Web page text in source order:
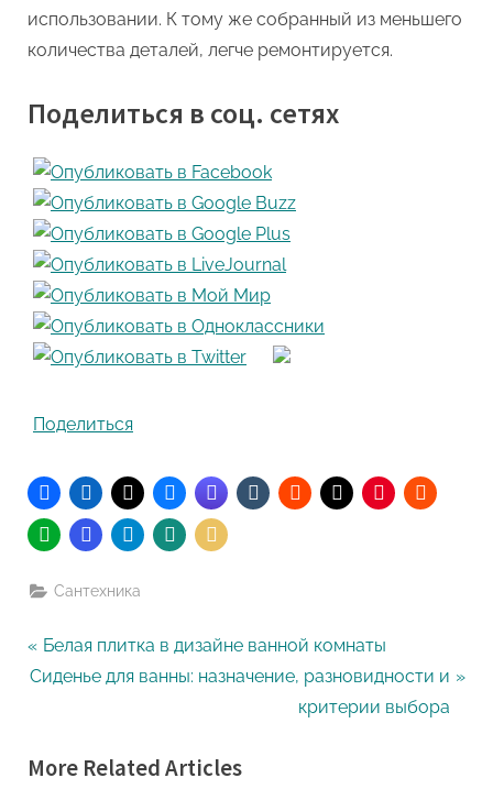
использовании. К тому же собранный из меньшего
количества деталей, легче ремонтируется.
Поделиться в соц. сетях
Поделиться
Сантехника
Навигация
P
r
i
Белая плитка в дизайне ванной комнаты
N
t
Сиденье для ванны: назначение, разновидности и
критерии выбора
More Related Articles